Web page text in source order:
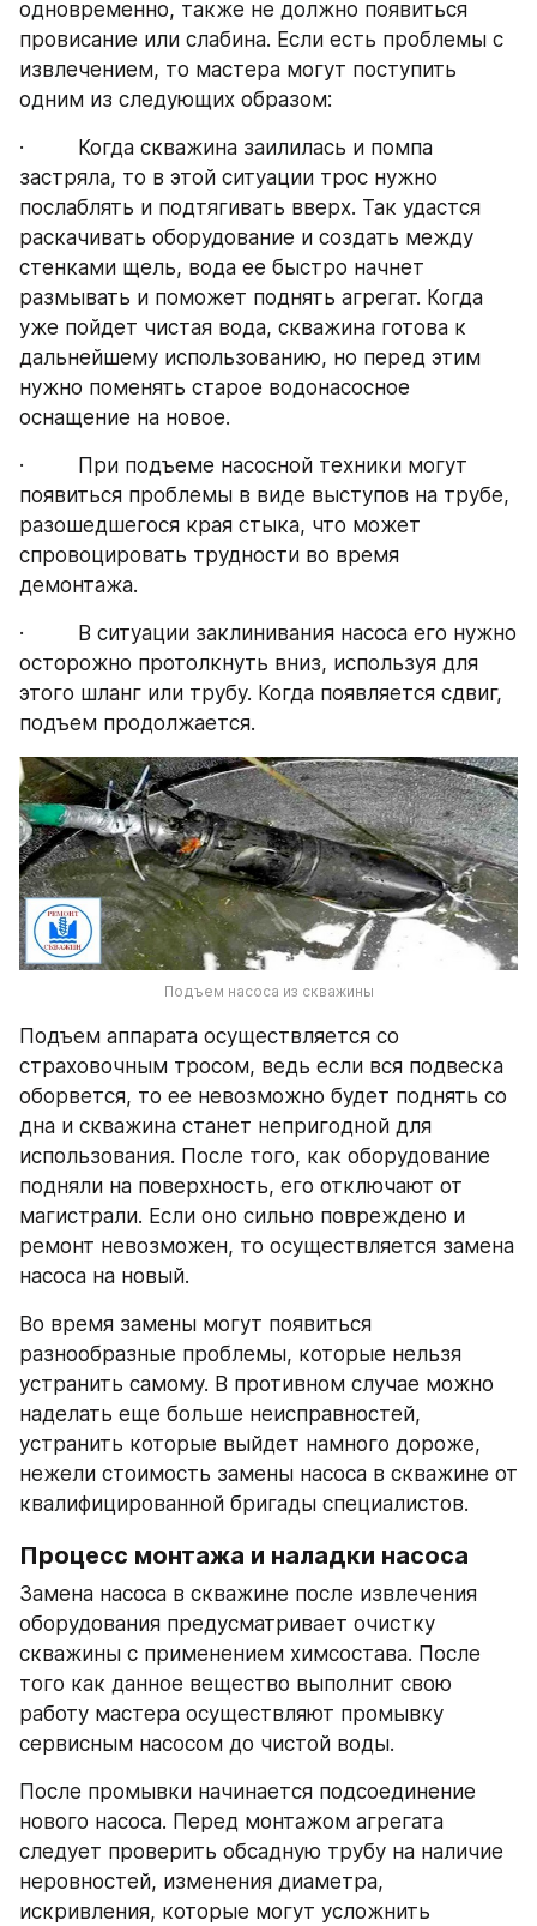
одновременно, также не должно появиться
провисание или слабина. Если есть проблемы с
извлечением, то мастера могут поступить
одним из следующих образом:
·         Когда скважина заилилась и помпа
застряла, то в этой ситуации трос нужно
послаблять и подтягивать вверх. Так удастся
раскачивать оборудование и создать между
стенками щель, вода ее быстро начнет
размывать и поможет поднять агрегат. Когда
уже пойдет чистая вода, скважина готова к
дальнейшему использованию, но перед этим
нужно поменять старое водонасосное
оснащение на новое.
·         При подъеме насосной техники могут
появиться проблемы в виде выступов на трубе,
разошедшегося края стыка, что может
спровоцировать трудности во время
демонтажа.
·         В ситуации заклинивания насоса его нужно
осторожно протолкнуть вниз, используя для
этого шланг или трубу. Когда появляется сдвиг,
подъем продолжается.
Подъем насоса из скважины
Подъем аппарата осуществляется со
страховочным тросом, ведь если вся подвеска
оборвется, то ее невозможно будет поднять со
дна и скважина станет непригодной для
использования. После того, как оборудование
подняли на поверхность, его отключают от
магистрали. Если оно сильно повреждено и
ремонт невозможен, то осуществляется замена
насоса на новый.
Во время замены могут появиться
разнообразные проблемы, которые нельзя
устранить самому. В противном случае можно
наделать еще больше неисправностей,
устранить которые выйдет намного дороже,
нежели стоимость замены насоса в скважине от
квалифицированной бригады специалистов.
Процесс монтажа и наладки насоса
Замена насоса в скважине после извлечения
оборудования предусматривает очистку
скважины с применением химсостава. После
того как данное вещество выполнит свою
работу мастера осуществляют промывку
сервисным насосом до чистой воды.
После промывки начинается подсоединение
нового насоса. Перед монтажом агрегата
следует проверить обсадную трубу на наличие
неровностей, изменения диаметра,
искривления, которые могут усложнить